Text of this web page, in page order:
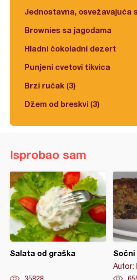
Jednostavna, osvežavajuća
Brownies sa jagodama
Hladni čokoladni dezert
Punjeni cvetovi tikvica
Brzi ručak (3)
Džem od breskvi (3)
Isprobao sam
Salata od graška Sočni
Autor: